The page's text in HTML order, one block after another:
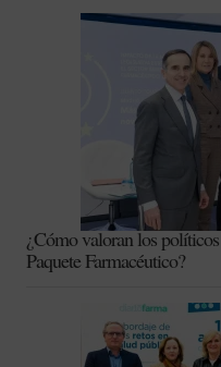
¿Cómo valoran los
Paquete Farmacéutico?